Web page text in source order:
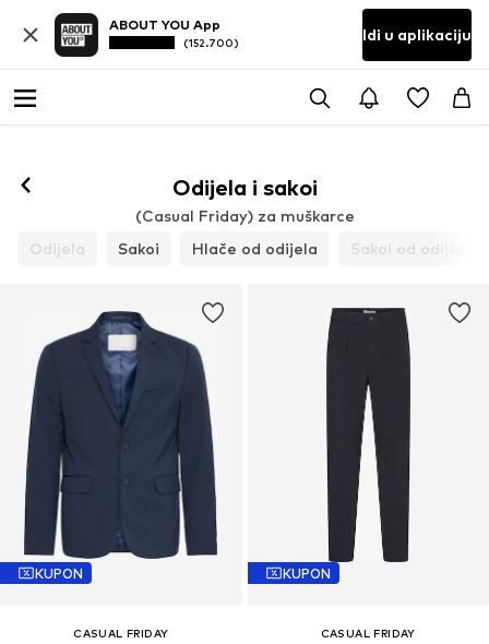
ABOUT YOU App
(152.700) Idi u aplikaciju
Odijela i sakoi
(Casual Friday) za muškarce
Odijela
Sakoi Hlače od odijela Sakoi od odijela
KUPON
CASUAL FRIDAY
KUPON
CASUAL FRIDAY